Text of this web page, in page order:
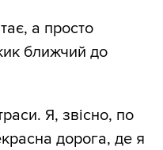
а просто
ближчий до
Я, звісно, по
дорога, де я